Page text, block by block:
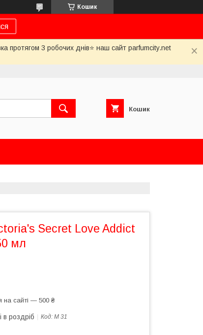
Кошик
протягом 3 робочих днів⭐ наш сайт parfumcity.net
Кошик
Secret Love Addict
мл
на сайті — 500 ₴
в роздріб Код: М 31